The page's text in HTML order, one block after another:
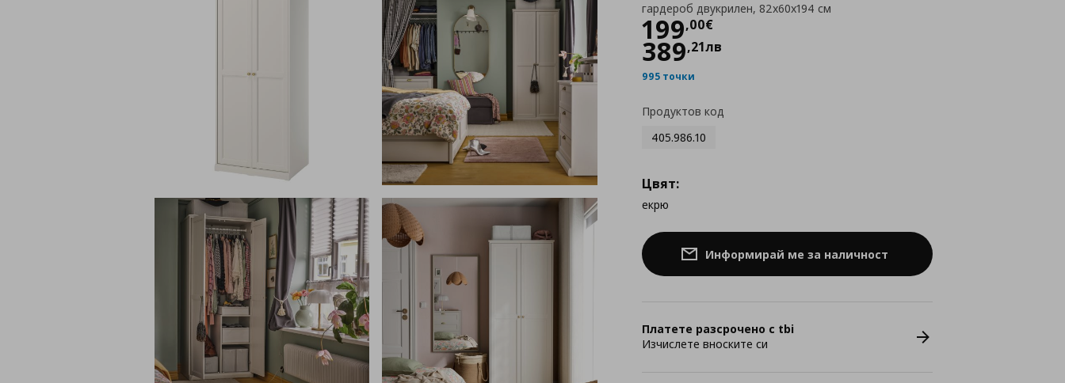
гардероб двукрилен, 82x60x194 см
199,00€
Цена199,00 €
389,21лв
995 точки
Продуктов код
405.986.10
Цвят:
екрю
Информирай ме за наличност
Платете разсрочено с tbi
Изчислете вноските си